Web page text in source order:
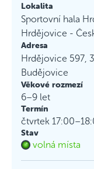
Lokalita
Sportovní hala
Hrdějovice -
Adresa
Hrdějovice 597,
Budějovice
Věkové rozmezí
6–9 let
Termín
čtvrtek
Stav
volná místa